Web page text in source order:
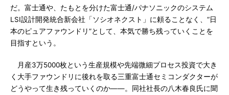
だ。富士通や、たもとを分けた富士通/パナソニックのシステム
LSI設計開発統合新会社「ソシオネクスト」に頼ることなく、“日
本のピュアファウンドリ”として、本気で勝ち残っていくことを
目指すという。
月産3万5000枚という生産規模や先端微細プロセス投資で大き
く大手ファウンドリに後れを取る三重富士通セミコンダクターが
どうやって生き残っていくのか――。同社社長の八木春良氏に聞